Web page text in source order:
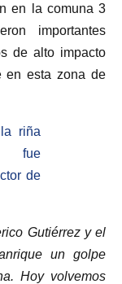
en la comuna 3
importantes
de alto impacto
en esta zona de
riña
fue
de
Gutiérrez y el
un golpe
Hoy volvemos